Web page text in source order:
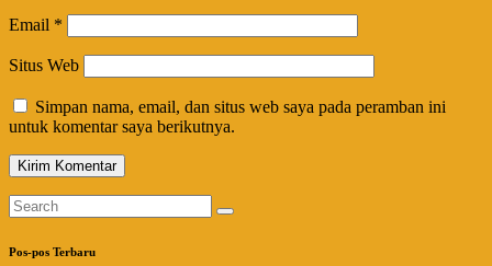
Email *
Situs Web
Simpan nama, email, dan situs web saya pada peramban ini
untuk komentar saya berikutnya.
Pos-pos Terbaru